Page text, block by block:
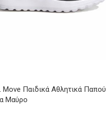
Move Παιδικά Αθλητικά
Μαύρο